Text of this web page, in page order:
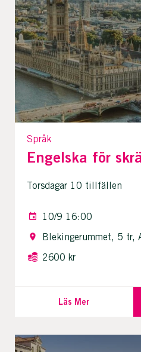
Språk
Engelska för
Torsdagar 10 tillfällen
10/9 16:00
Blekingerummet, 5 tr,
2600 kr
Läs Mer